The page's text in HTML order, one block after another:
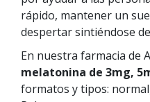
rápido, mantener un
despertar sintiéndose
En nuestra farmacia de
melatonina de 3mg,
formatos y tipos: